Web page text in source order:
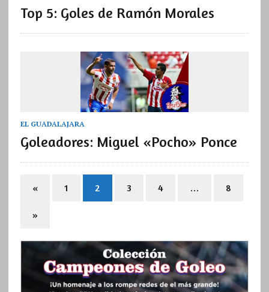
Top 5: Goles de Ramón Morales
EL GUADALAJARA
Goleadores: Miguel «Pocho» Ponce
« 1 2 3 4 … 8
»